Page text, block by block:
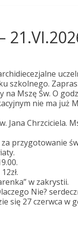
szkolnego.
Mszę Św. O
nie ma już
Jana Chrzciciela.
przygotowanie
w zakrystii.
Nie?
się 27 czerwca w